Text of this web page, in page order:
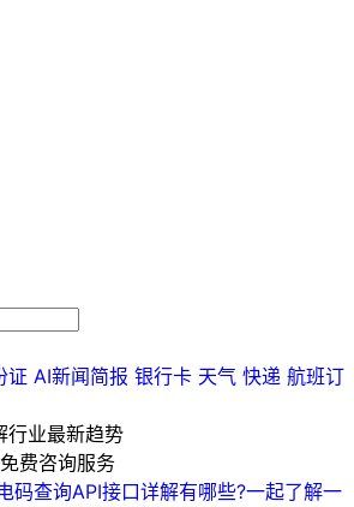
证 AI新闻简报 银行卡 天气 快递 航班订
行业最新趋势
费咨询服务
码查询API接口详解有哪些?一起了解一